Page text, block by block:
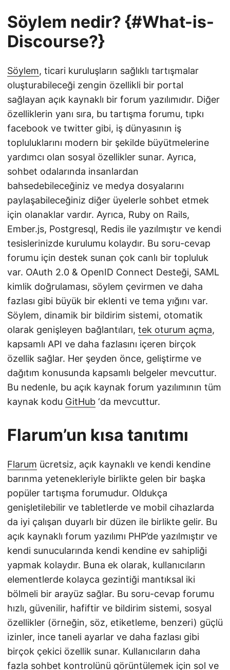
Söylem nedir? {#What-is-
Discourse?}
Söylem, ticari kuruluşların sağlıklı tartışmalar
oluşturabileceği zengin özellikli bir portal
sağlayan açık kaynaklı bir forum yazılımıdır. Diğer
özelliklerin yanı sıra, bu tartışma forumu, tıpkı
facebook ve twitter gibi, iş dünyasının iş
topluluklarını modern bir şekilde büyütmelerine
yardımcı olan sosyal özellikler sunar. Ayrıca,
sohbet odalarında insanlardan
bahsedebileceğiniz ve medya dosyalarını
paylaşabileceğiniz diğer üyelerle sohbet etmek
için olanaklar vardır. Ayrıca, Ruby on Rails,
Ember.js, Postgresql, Redis ile yazılmıştır ve kendi
tesislerinizde kurulumu kolaydır. Bu soru-cevap
forumu için destek sunan çok canlı bir topluluk
var. OAuth 2.0 & OpenID Connect Desteği, SAML
kimlik doğrulaması, söylem çevirmen ve daha
fazlası gibi büyük bir eklenti ve tema yığını var.
Söylem, dinamik bir bildirim sistemi, otomatik
olarak genişleyen bağlantıları, tek oturum açma,
kapsamlı API ve daha fazlasını içeren birçok
özellik sağlar. Her şeyden önce, geliştirme ve
dağıtım konusunda kapsamlı belgeler mevcuttur.
Bu nedenle, bu açık kaynak forum yazılımının tüm
kaynak kodu GitHub ‘da mevcuttur.
Flarum’un kısa tanıtımı
Flarum ücretsiz, açık kaynaklı ve kendi kendine
barınma yetenekleriyle birlikte gelen bir başka
popüler tartışma forumudur. Oldukça
genişletilebilir ve tabletlerde ve mobil cihazlarda
da iyi çalışan duyarlı bir düzen ile birlikte gelir. Bu
açık kaynaklı forum yazılımı PHP’de yazılmıştır ve
kendi sunucularında kendi kendine ev sahipliği
yapmak kolaydır. Buna ek olarak, kullanıcıların
elementlerde kolayca gezintiği mantıksal iki
bölmeli bir arayüz sağlar. Bu soru-cevap forumu
hızlı, güvenilir, hafiftir ve bildirim sistemi, sosyal
özellikler (örneğin, söz, etiketleme, benzeri) güçlü
izinler, ince taneli ayarlar ve daha fazlası gibi
birçok çekici özellik sunar. Kullanıcıların daha
fazla sohbet kontrolünü görüntülemek için sol ve